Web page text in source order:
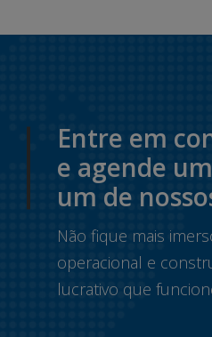
Entre em
e agende
um de
Não fique mais
operacional e
lucrativo que